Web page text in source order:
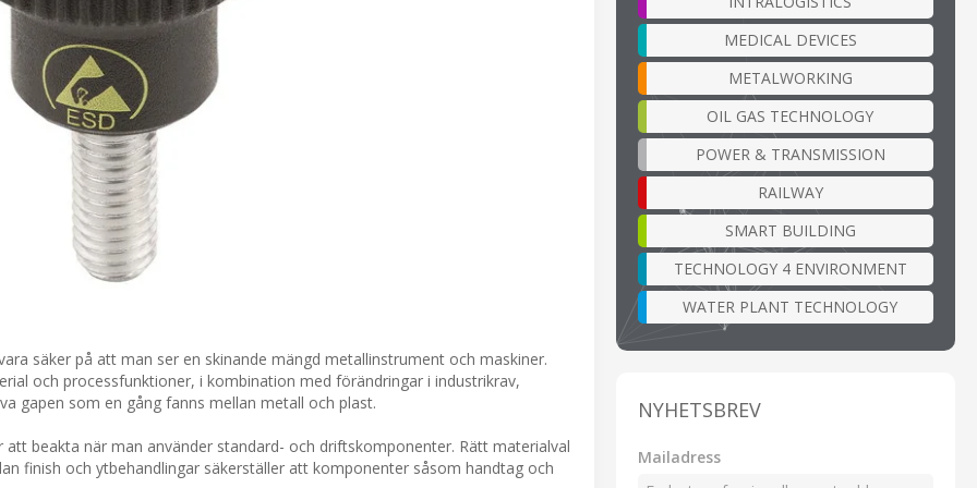
säker på att man ser en skinande mängd metallinstrument och maskiner.
och processfunktioner, i kombination med förändringar i industrikrav,
gapen som en gång fanns mellan metall och plast.
beakta när man använder standard- och driftskomponenter. Rätt materialval
finish och ytbehandlingar säkerställer att komponenter såsom handtag och
MEDICAL DEVICES
METALWORKING
OIL GAS TECHNOLOGY
POWER & TRANSMISSION
RAILWAY
SMART BUILDING
TECHNOLOGY 4 ENVIRONMENT
WATER PLANT TECHNOLOGY
NYHETSBREV
Mailadress